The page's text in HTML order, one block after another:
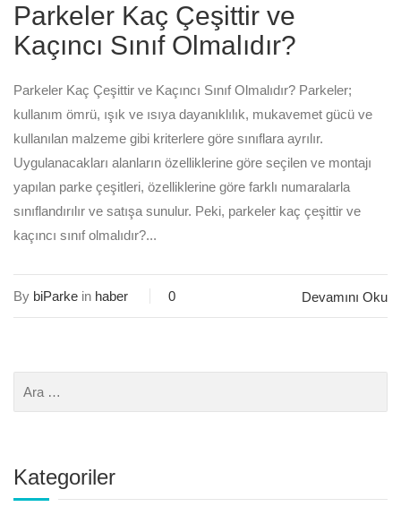
Parkeler Kaç Çeşittir ve
Kaçıncı Sınıf Olmalıdır?
Parkeler Kaç Çeşittir ve Kaçıncı Sınıf Olmalıdır? Parkeler;
kullanım ömrü, ışık ve ısıya dayanıklılık, mukavemet gücü ve
kullanılan malzeme gibi kriterlere göre sınıflara ayrılır.
Uygulanacakları alanların özelliklerine göre seçilen ve montajı
yapılan parke çeşitleri, özelliklerine göre farklı numaralarla
sınıflandırılır ve satışa sunulur. Peki, parkeler kaç çeşittir ve
kaçıncı sınıf olmalıdır?...
Devamını Oku
By biParke in haber 0
Kategoriler